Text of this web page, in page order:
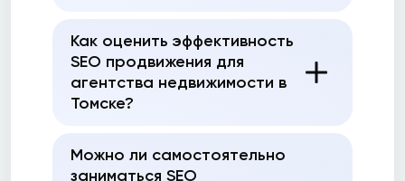
Как оценить эффективность
SEO продвижения для
агентства недвижимости в
Томске?
Можно ли самостоятельно
заниматься SEO